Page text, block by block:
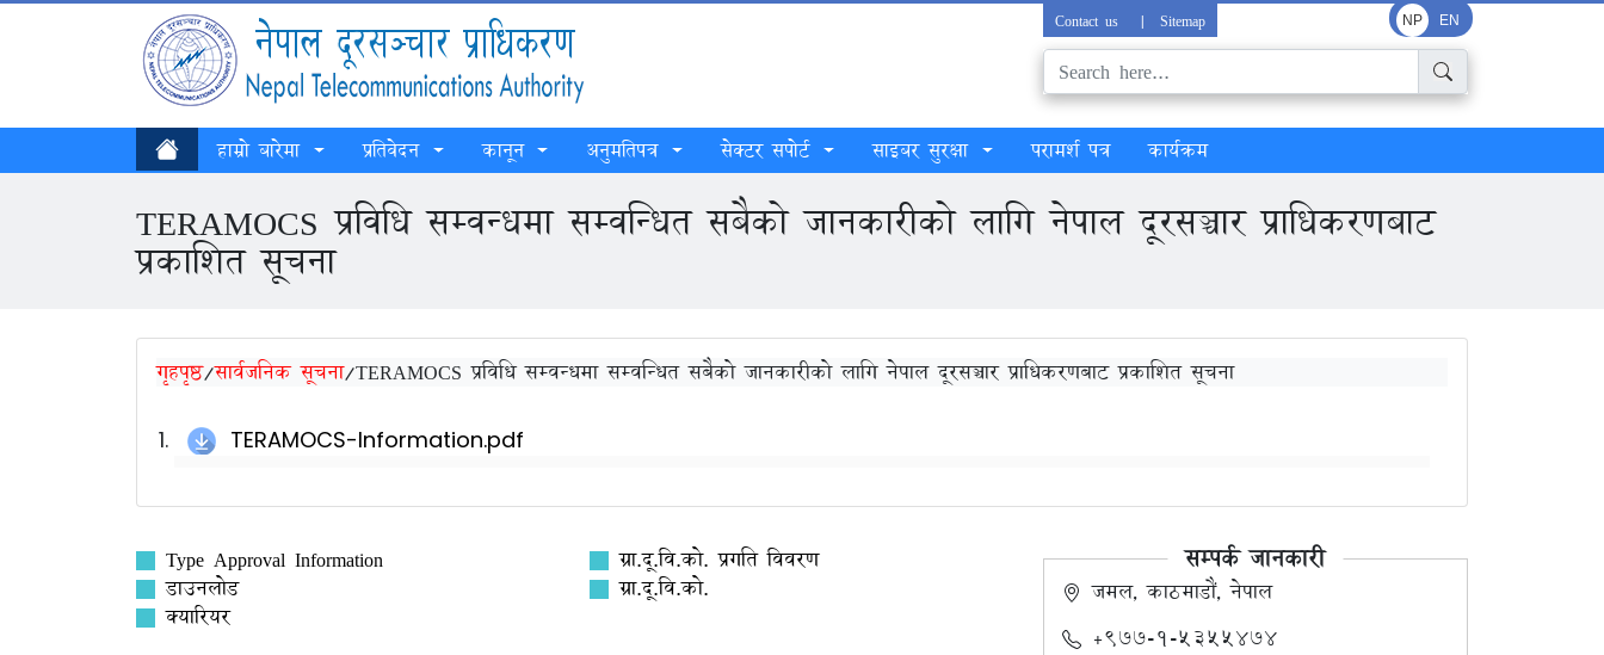
Contact us | Sitemap NP EN
हाम्रो बारेमा प्रतिवेदन कानून अनुमतिपत्र सेक्टर सपोर्ट साइबर सुरक्षा परामर्श पत्र कार्यक्रम
TERAMOCS प्रविधि सम्वन्धमा सम्वन्धित सबैको जानकारीको लागि नेपाल दूरसञ्चार प्राधिकरणबाट
प्रकाशित सूचना
गृहपृष्ठ/सार्वजनिक सूचना/TERAMOCS प्रविधि सम्वन्धमा सम्वन्धित सबैको जानकारीको लागि नेपाल दूरसञ्चार प्राधिकरणबाट प्रकाशित सूचना
TERAMOCS-Information.pdf
Type Approval Information
डाउनलोड
क्यारियर
ग्रा.दू.वि.को. प्रगति विवरण
ग्रा.दू.वि.को.
सम्पर्क जानकारी
जमल, काठमाडौं, नेपाल
+९७७-१-५३५५४७४